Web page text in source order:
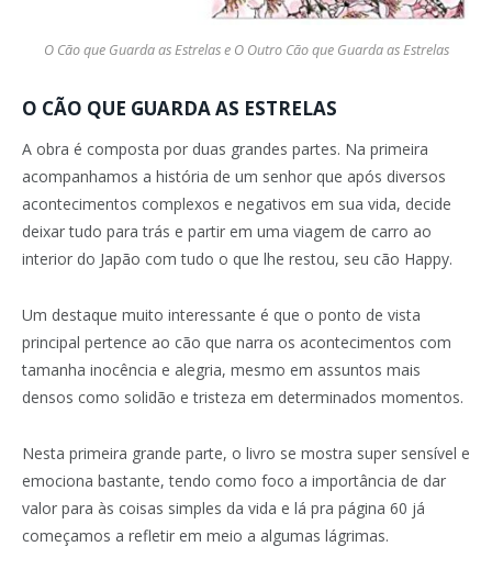
O Cão que Guarda as Estrelas e O Outro Cão que Guarda as Estrelas
O CÃO QUE GUARDA AS ESTRELAS
A obra é composta por duas grandes partes. Na primeira
acompanhamos a história de um senhor que após diversos
acontecimentos complexos e negativos em sua vida, decide
deixar tudo para trás e partir em uma viagem de carro ao
interior do Japão com tudo o que lhe restou, seu cão Happy.
Um destaque muito interessante é que o ponto de vista
principal pertence ao cão que narra os acontecimentos com
tamanha inocência e alegria, mesmo em assuntos mais
densos como solidão e tristeza em determinados momentos.
Nesta primeira grande parte, o livro se mostra super sensível e
emociona bastante, tendo como foco a importância de dar
valor para às coisas simples da vida e lá pra página 60 já
começamos a refletir em meio a algumas lágrimas.